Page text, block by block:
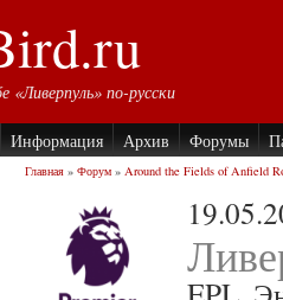
«Ливерпуль» по-русски
Информация Архив Форумы
Главная » Форум » Around the Fields of Anfield